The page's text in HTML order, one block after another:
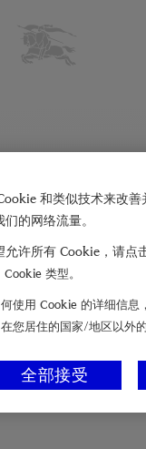
裤
裤, ¥6,750.00
和类似技术来改
的网络流量。
许所有 Cookie，请点
类型。
使用 Cookie 的详细信息
您居住的国家/地区以外
全部接受